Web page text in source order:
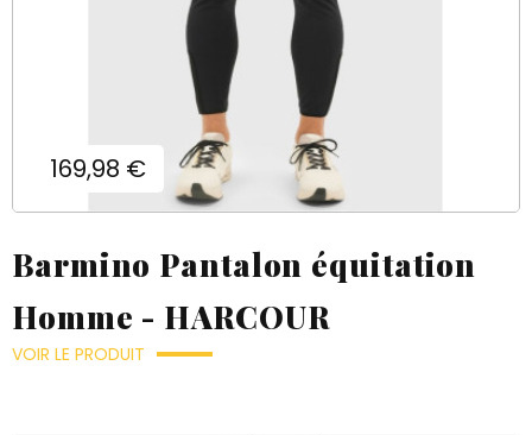
Prix
169,98 €
Barmino Pantalon équitation
Homme - HARCOUR
VOIR LE PRODUIT